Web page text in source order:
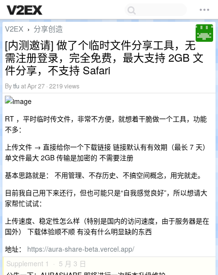
V2EX › 分享创造
[内测邀请] 做了个临时文件分享工具，无
需注册登录，完全免费，最大支持 2GB 文
件分享，不支持 Safari
Bytfu at Apr 27 · 2219 views
RT ，平时临时传文件，非常不方便，就想着干脆做一个工具，功能
不多：
上传文件 → 直接给你一个下载链接 链接默认有有效期（最长 7 天）
单文件最大 2GB 传输是加密的 不需要注册
基本思路就是： 不用管理、不存历史、不搞空间概念，用完就走。
目前我自己用下来还行，但也可能只是“自我感觉良好”，所以想请大
家帮忙试试：
上传速度、稳定性怎么样（特别是国内的访问速度，由于服务器是在
国外） 下载体验顺不顺 有没有什么明显缺的东西
地址： https://aura-share-beta.vercel.app/
Supplement 1 · 5 月 3 日